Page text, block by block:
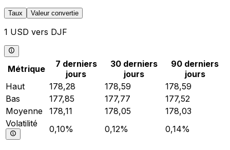
Taux Valeur convertie
1 USD vers DJF
Métrique
7 derniers
jours
30 derniers
jours
90 derniers
jours
Haut
178,28 178,59
178,59
Bas
177,85 177,77
177,52
Moyenne
178,11 178,05
178,03
Volatilité
0,10% 0,12% 0,14%